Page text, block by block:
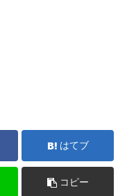
はてブ
コピー